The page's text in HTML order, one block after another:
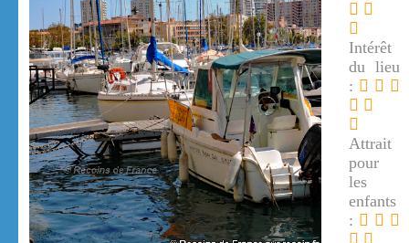
Intérêt
du lieu
:
Attrait
pour
les
enfants
: